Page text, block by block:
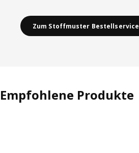
Zum Stoffmuster Bestellservice
Empfohlene Produkte